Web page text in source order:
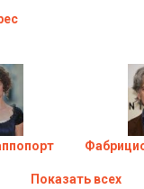
Показать всех